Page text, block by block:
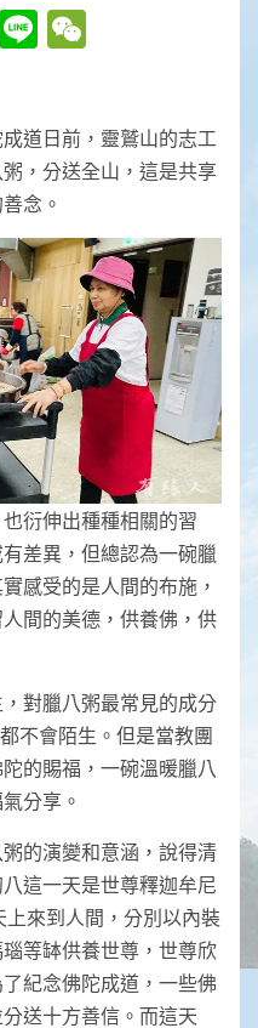
Telegram
Line
道日前，靈鷲山的志工
，分送全山，這是共享
念。
衍伸出種種相關的習
差異，但總認為一碗臘
感受的是人間的布施，
間的美德，供養佛，供
對臘八粥最常見的成分
不會陌生。但是當教團
的賜福，一碗溫暖臘八
分享。
的演變和意涵，說得清
這一天是世尊釋迦牟尼
來到人間，分別以內裝
等缽供養世尊，世尊欣
紀念佛陀成道，一些佛
送十方善信。而這天